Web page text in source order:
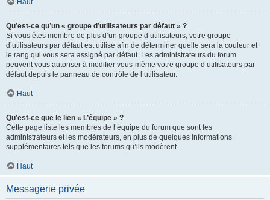
Haut
Qu’est-ce qu’un « groupe d’utilisateurs par défaut » ?
Si vous êtes membre de plus d’un groupe d’utilisateurs, votre groupe
d’utilisateurs par défaut est utilisé afin de déterminer quelle sera la couleur et
le rang qui vous sera assigné par défaut. Les administrateurs du forum
peuvent vous autoriser à modifier vous-même votre groupe d’utilisateurs par
défaut depuis le panneau de contrôle de l’utilisateur.
Haut
Qu’est-ce que le lien « L’équipe » ?
Cette page liste les membres de l’équipe du forum que sont les
administrateurs et les modérateurs, en plus de quelques informations
supplémentaires tels que les forums qu’ils modèrent.
Haut
Messagerie privée